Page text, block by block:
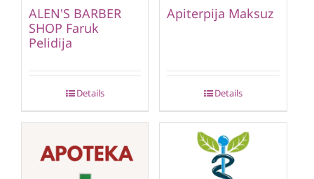
ALEN'S BARBER
SHOP Faruk
Pelidija
Details
Apiterpija Maksuz
Details